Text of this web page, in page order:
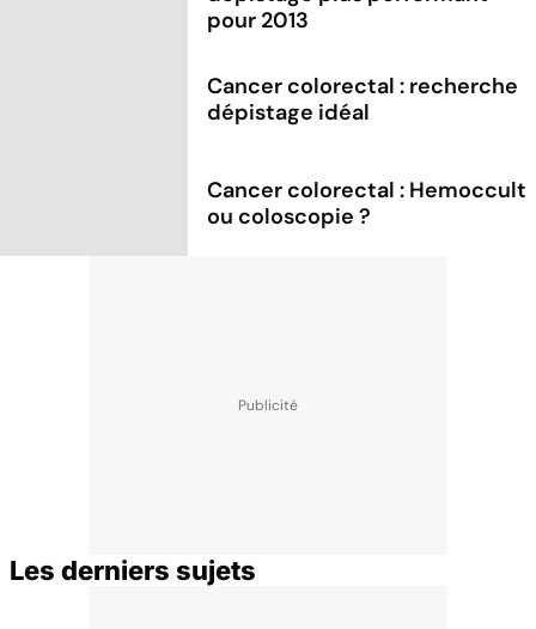
pour 2013
Cancer colorectal : recherche
dépistage idéal
Cancer colorectal : Hemoccult
ou coloscopie ?
Les derniers sujets